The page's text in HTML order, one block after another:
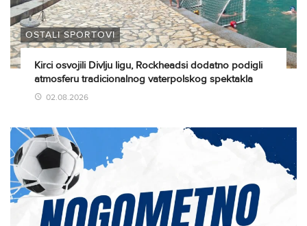
OSTALI SPORTOVI
Kirci osvojili Divlju ligu, Rockheadsi dodatno podigli
atmosferu tradicionalnog vaterpolskog spektakla
02.08.2026